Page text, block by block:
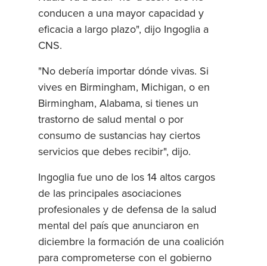
conducen a una mayor capacidad y
eficacia a largo plazo", dijo Ingoglia a
CNS.
"No debería importar dónde vivas. Si
vives en Birmingham, Michigan, o en
Birmingham, Alabama, si tienes un
trastorno de salud mental o por
consumo de sustancias hay ciertos
servicios que debes recibir", dijo.
Ingoglia fue uno de los 14 altos cargos
de las principales asociaciones
profesionales y de defensa de la salud
mental del país que anunciaron en
diciembre la formación de una coalición
para comprometerse con el gobierno